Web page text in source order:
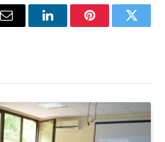
Email LinkedInPinterest